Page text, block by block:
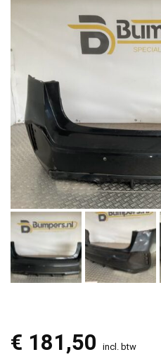
€ 181,50 incl. btw